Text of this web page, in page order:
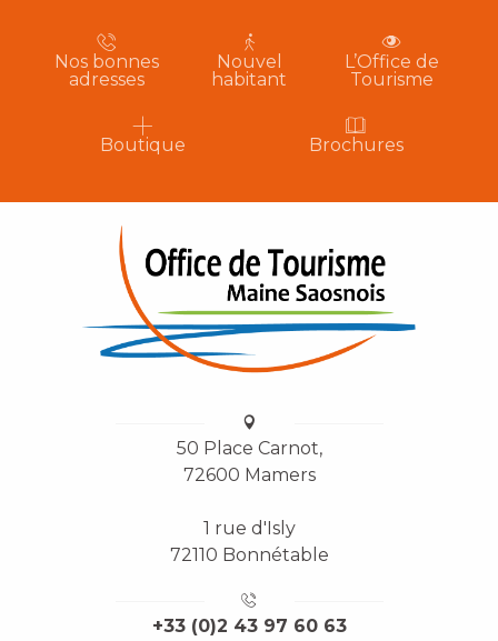
Nos bonnes
adresses
Nouvel
habitant
L’Office de
Tourisme
Boutique Brochures
50 Place Carnot,
72600 Mamers
1 rue d'Isly
72110 Bonnétable
+33 (0)2 43 97 60 63